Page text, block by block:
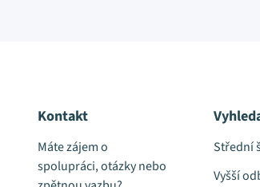
Kontakt
Máte zájem o
spolupráci, otázky nebo
Střední
Vyšší